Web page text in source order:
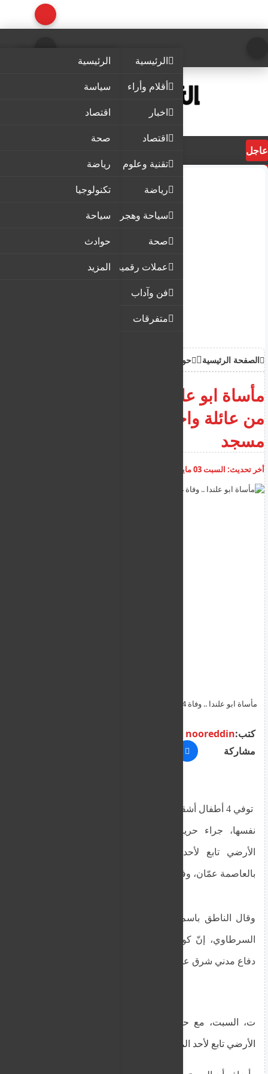
الرئيسية
أقلام وأراء
اخبار
اقتصاد
تقنية وعلوم
رياضة
سياحة وهجرة
صحة
عملات رقمية
فن وآداب
متفرقات
الرئيسية
سياسة
اقتصاد
صحة
رياضة
تكنولوجيا
سياحة
حوادث
المزيد
عاجل
الصفحة الرئيسية حوادث
من عائلة واحدة بحريق داخل
مسجد
أخر تحديث: السبت 03 مايو 2025
مأساة ابو علندا .. وفاة 4 أطفال من عائلة واحدة بحريق داخل مسجد
كتب:nooreddin
مشاركة
توفي 4 أطفال أشقاء وأُصيب طفلان آخران من العائلة
نفسها، جراء حريق شب داخل سكن في الطابق
الأرضي تابع لأحد المساجد في منطقة أبو علندا
بالعاصمة عمّان، وفقا لمديرية الأمن العام.
وقال الناطق باسم مديرية الأمن العام، العقيد عامر
السرطاوي، إنّ كوادر الإطفاء والإسعاف في مديرية
دفاع مدني شرق عمّان تعامل
ت، السبت، مع حريق شب داخل سكن في الطابق
الأرضي تابع لأحد المساجد في منطقة أبو علندا.